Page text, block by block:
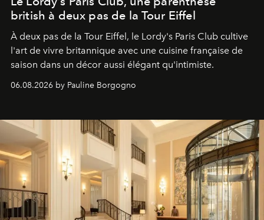
british à deux pas de la Tour Eiffel
À deux pas de la Tour Eiffel, le Lordy's Paris Club cultive
l'art de vivre britannique avec une cuisine française de
saison dans un décor aussi élégant qu'intimiste.
06.08.2026 by Pauline Borgogno